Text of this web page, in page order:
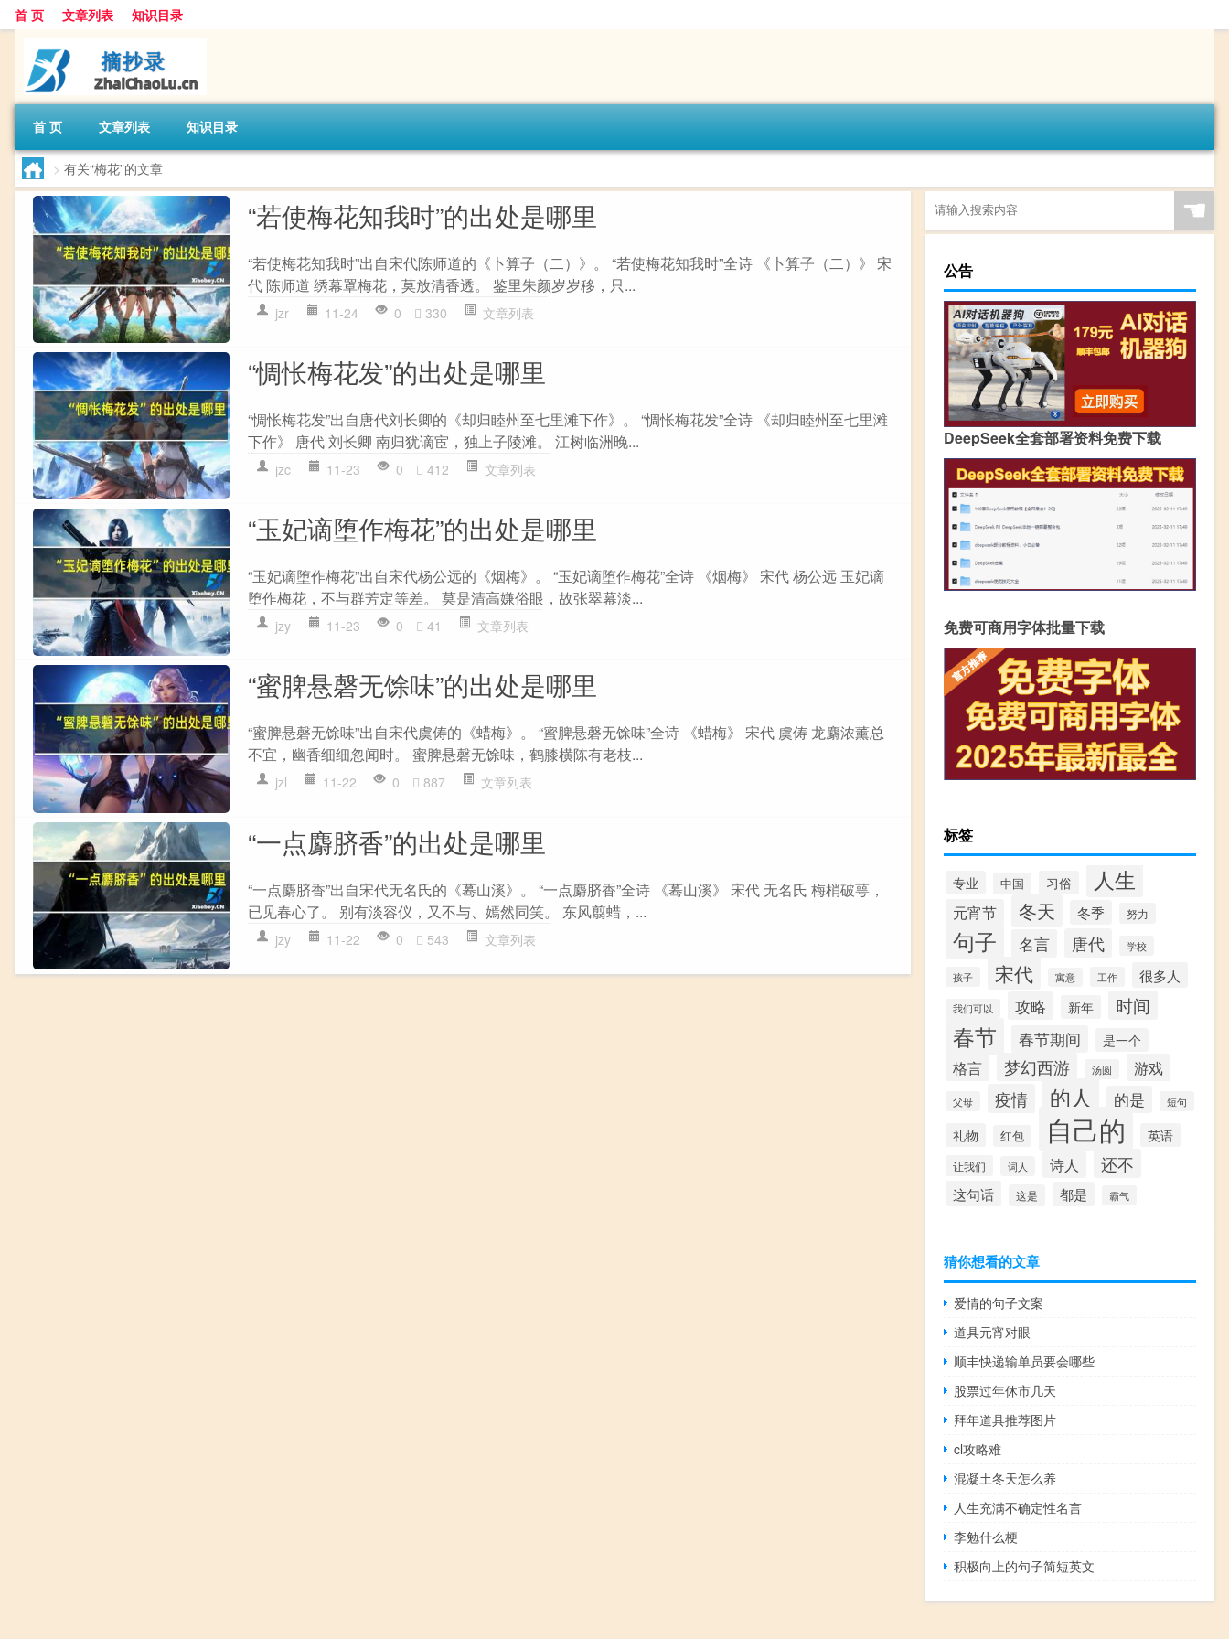
首 页 文章列表 知识目录
首 页 文章列表 知识目录
> 有关“梅花”的文章
“若使梅花知我时”的出处是哪里
“若使梅花知我时”出自宋代陈师道的《卜算子（二）》。 “若使梅花知我时”全诗 《卜算子（二）》 宋
代 陈师道 绣幕罩梅花，莫放清香透。 鉴里朱颜岁岁移，只...
jzr 11-24 0 330 文章列表
“惆怅梅花发”的出处是哪里
“惆怅梅花发”出自唐代刘长卿的《却归睦州至七里滩下作》。 “惆怅梅花发”全诗 《却归睦州至七里滩
下作》 唐代 刘长卿 南归犹谪宦，独上子陵滩。 江树临洲晚...
jzc 11-23 0 412 文章列表
“玉妃谪堕作梅花”的出处是哪里
“玉妃谪堕作梅花”出自宋代杨公远的《烟梅》。 “玉妃谪堕作梅花”全诗 《烟梅》 宋代 杨公远 玉妃谪
堕作梅花，不与群芳定等差。 莫是清高嫌俗眼，故张翠幕淡...
jzy 11-23 0 41 文章列表
“蜜脾悬磬无馀味”的出处是哪里
“蜜脾悬磬无馀味”出自宋代虞俦的《蜡梅》。 “蜜脾悬磬无馀味”全诗 《蜡梅》 宋代 虞俦 龙麝浓薰总
不宜，幽香细细忽闻时。 蜜脾悬磬无馀味，鹤膝横陈有老枝...
jzl 11-22 0 887 文章列表
“一点麝脐香”的出处是哪里
“一点麝脐香”出自宋代无名氏的《蓦山溪》。 “一点麝脐香”全诗 《蓦山溪》 宋代 无名氏 梅梢破萼，
已见春心了。 别有淡容仪，又不与、嫣然同笑。 东风翦蜡，...
jzy 11-22 0 543 文章列表
☚
公告
DeepSeek全套部署资料免费下载
免费可商用字体批量下载
标签
专业 中国 习俗 人生
元宵节 冬天 冬季 努力
句子 名言 唐代 学校
孩子 宋代 寓意 工作 很多人
我们可以 攻略 新年 时间
春节 春节期间 是一个
格言 梦幻西游 汤圆 游戏
父母 疫情 的人 的是 短句
礼物 红包 自己的 英语
让我们 词人 诗人 还不
这句话 这是 都是 霸气
猜你想看的文章
爱情的句子文案
道具元宵对眼
顺丰快递输单员要会哪些
股票过年休市几天
拜年道具推荐图片
cl攻略难
混凝土冬天怎么养
人生充满不确定性名言
李勉什么梗
积极向上的句子简短英文